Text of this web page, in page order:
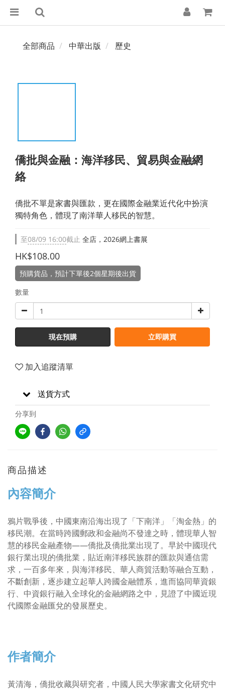
全部商品 中華出版 歷史
僑批與金融：海洋移民、貿易與金融網
絡
僑批不單是家書與匯款，更在國際金融業近代化中扮演
獨特角色，體現了南洋華人移民的智慧。
至08/09 16:00截止 全店，2026網上書展
HK$108.00
預購貨品，預計下單後2個星期後出貨
數量
現在預購 立即購買
加入追蹤清單
送貨方式
分享到
商品描述
內容簡介
鴉片戰爭後，中國東南沿海出現了「下南洋」「淘金熱」的
移民潮。在當時跨國郵政和金融尚不發達之時，體現華人智
慧的移民金融產物——僑批及僑批業出現了。早於中國現代
銀行業出現的僑批業，貼近南洋移民族群的匯款與通信需
求，一百多年來，與海洋移民、華人商貿活動等融合互動，
不斷創新，逐步建立起華人跨國金融體系，進而協同華資銀
行、中資銀行融入全球化的金融網路之中，見證了中國近現
代國際金融匯兌的發展歷史。
作者簡介
黃清海，僑批收藏與研究者，中國人民大學家書文化研究中